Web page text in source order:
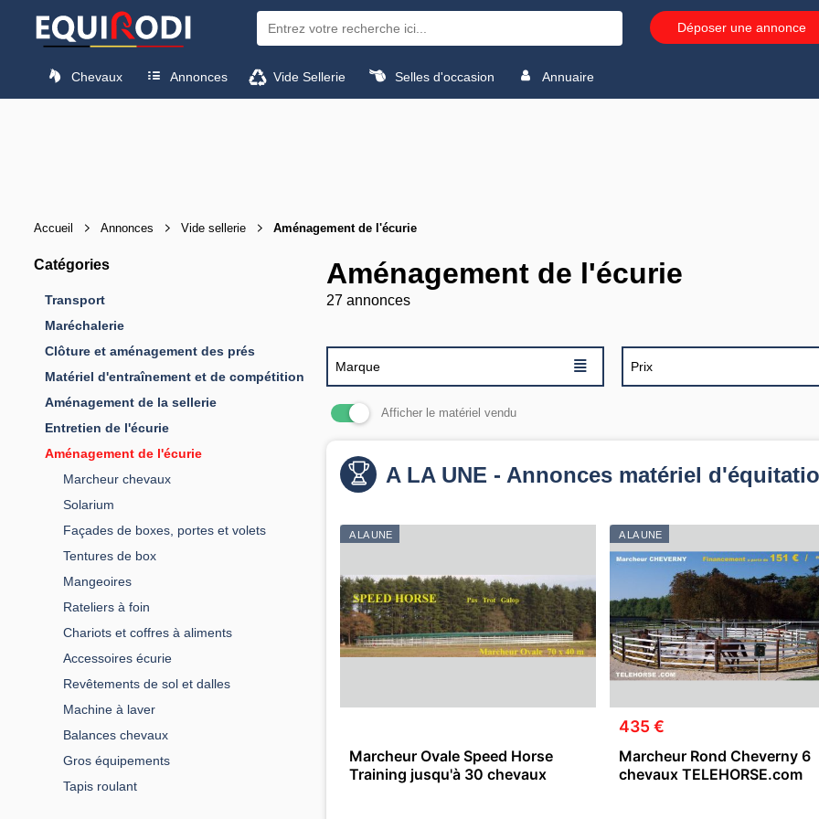
Déposer une annonce
Chevaux Annonces Vide Sellerie Selles d'occasion Annuaire
Accueil Annonces Vide sellerie Aménagement de l'écurie
Catégories
Transport
Maréchalerie
Clôture et aménagement des prés
Matériel d'entraînement et de compétition
Aménagement de la sellerie
Entretien de l'écurie
Aménagement de l'écurie
Marcheur chevaux
Solarium
Façades de boxes, portes et volets
Tentures de box
Mangeoires
Rateliers à foin
Chariots et coffres à aliments
Accessoires écurie
Revêtements de sol et dalles
Machine à laver
Balances chevaux
Gros équipements
Tapis roulant
Aménagement de l'écurie
27 annonces
Marque ≣ Prix
Afficher le matériel vendu
A LA UNE - Annonces matériel
A LA UNE
Marcheur Ovale Speed Horse
Training jusqu'à 30 chevaux
A LA UNE
435 €
Marcheur Rond Cheverny 6
chevaux TELEHORSE.com